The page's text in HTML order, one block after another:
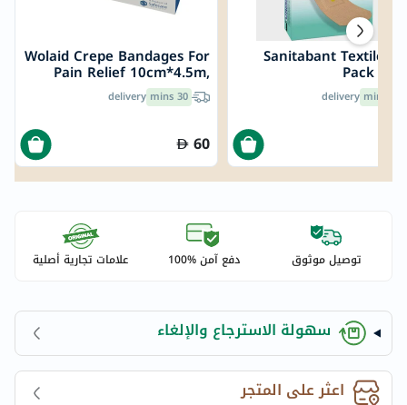
Wolaid Crepe Bandages For
Pain Relief 10cm*4.5m,
Pack of 12’s
30 mins
delivery
60
Sanitabant Textile
Pack of
delivery
توصيل موثوق دفع آمن %100 علامات تجارية أصلية
سهولة الاسترجاع والإلغاء
اعثر على المتجر